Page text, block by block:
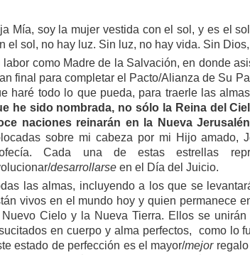
Mía, soy la mujer vestida con el sol, y es el
el sol, no hay luz. Sin luz, no hay vida. Sin
labor como Madre de la Salvación, en donde
final para completar el Pacto/Alianza de Su
haré todo lo que pueda, para traerle las
he sido nombrada, no sólo la Reina del
naciones reinarán en la Nueva Jerusalén
sobre mi cabeza por mi Hijo amado,
Cada una de estas estrellas
desarrollarse en el Día del Juicio.
las almas, incluyendo a los que se
vivos en el mundo hoy y quien permanece
Cielo y la Nueva Tierra. Ellos se
en cuerpo y alma perfectos, como lo
estado de perfección es el mayor/mejorregalo